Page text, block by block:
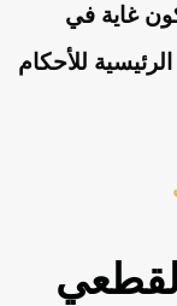
غاية في
للأحكام